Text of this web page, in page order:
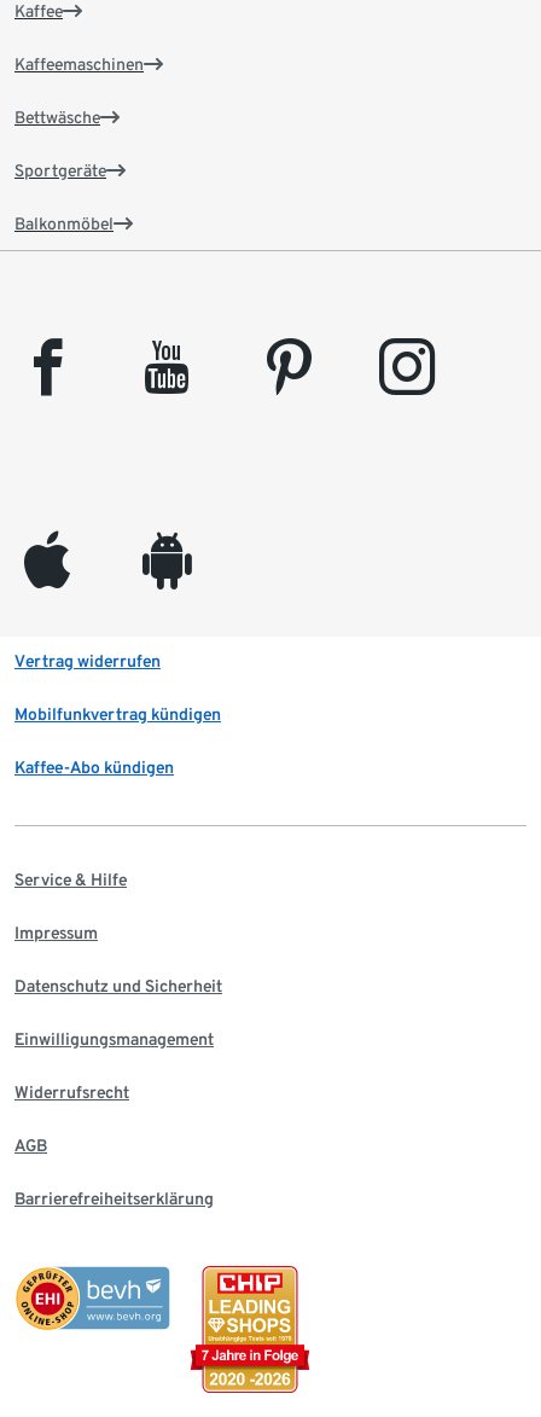
Kaffee
Kaffeemaschinen
Bettwäsche
Sportgeräte
Balkonmöbel
facebook youtube pinterest instagram
appleinc android
Vertrag widerrufen
Mobilfunkvertrag kündigen
Kaffee-Abo kündigen
Service & Hilfe
Impressum
Datenschutz und Sicherheit
Einwilligungsmanagement
Widerrufsrecht
AGB
Barrierefreiheitserklärung